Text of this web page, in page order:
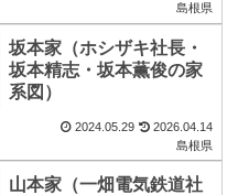
島根県
坂本家（ホシザキ社長・
坂本精志・坂本薫俊の家
系図）
2024.05.29
2026.04.14
島根県
山本家（一畑電気鉄道社